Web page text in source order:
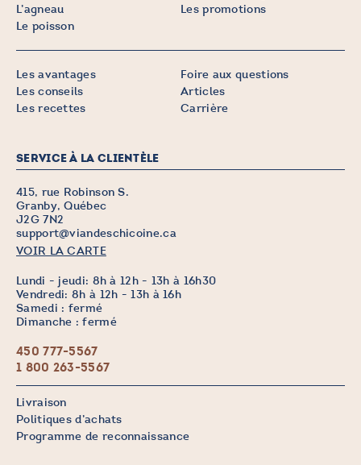
L’agneau
Le poisson
Les promotions
Les avantages
Les conseils
Les recettes
Foire aux questions
Articles
Carrière
SERVICE À LA CLIENTÈLE
415, rue Robinson S.
Granby, Québec
J2G 7N2
support@viandeschicoine.ca
VOIR LA CARTE
Lundi - jeudi: 8h à 12h - 13h à 16h30
Vendredi: 8h à 12h - 13h à 16h
Samedi : fermé
Dimanche : fermé
450 777-5567
1 800 263-5567
Livraison
Politiques d’achats
Programme de reconnaissance